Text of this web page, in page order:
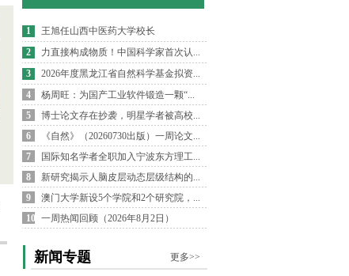
1
王旭任山西中医药大学校长
2
力直接构成物质！中国科学家首次认...
3
2026年度黑龙江省自然科学基金拟资...
4
杨周旺：为国产工业软件锻造一颗“...
5
博士论文存在抄袭，明星学者被高校...
6
《自然》（20260730出版）一周论文...
7
国际知名学者全职加入宁波东方理工...
8
新研究揭示人脑皮层动态层级结构的...
9
澳门大学新设5个学院和2个研究院，...
10 一周热闻回顾（2026年8月2日）
新闻专题 更多>>